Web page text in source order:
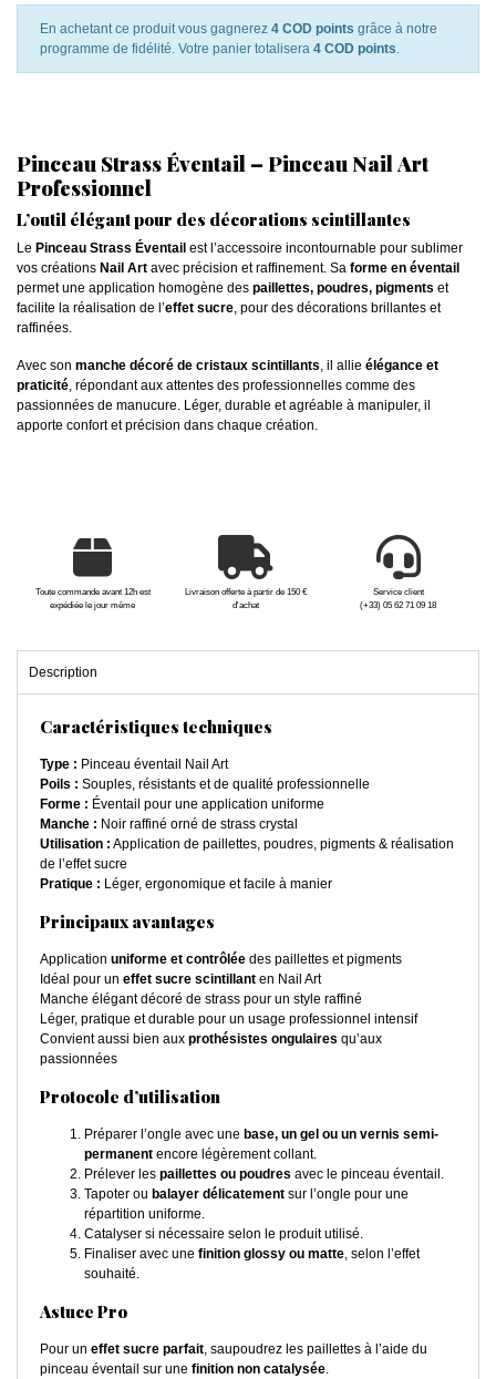
En achetant ce produit vous gagnerez 4 COD points grâce à notre
programme de fidélité. Votre panier totalisera 4 COD points.
Pinceau Strass Éventail – Pinceau Nail Art
Professionnel
L’outil élégant pour des décorations scintillantes
Le Pinceau Strass Éventail est l’accessoire incontournable pour sublimer
vos créations Nail Art avec précision et raffinement. Sa forme en éventail
permet une application homogène des paillettes, poudres, pigments et
facilite la réalisation de l’effet sucre, pour des décorations brillantes et
raffinées.
Avec son manche décoré de cristaux scintillants, il allie élégance et
praticité, répondant aux attentes des professionnelles comme des
passionnées de manucure. Léger, durable et agréable à manipuler, il
apporte confort et précision dans chaque création.
Toute commande avant 12h est
expédiée le jour même
Livraison offerte à partir de 150 €
d'achat
Service client
(+33) 05 62 71 09 18
Description
Caractéristiques techniques
Type : Pinceau éventail Nail Art
Poils : Souples, résistants et de qualité professionnelle
Forme : Éventail pour une application uniforme
Manche : Noir raffiné orné de strass crystal
Utilisation : Application de paillettes, poudres, pigments & réalisation
de l’effet sucre
Pratique : Léger, ergonomique et facile à manier
Principaux avantages
Application uniforme et contrôlée des paillettes et pigments
Idéal pour un effet sucre scintillant en Nail Art
Manche élégant décoré de strass pour un style raffiné
Léger, pratique et durable pour un usage professionnel intensif
Convient aussi bien aux prothésistes ongulaires qu’aux
passionnées
Protocole d’utilisation
Préparer l’ongle avec une base, un gel ou un vernis semi-
permanent encore légèrement collant.
Prélever les paillettes ou poudres avec le pinceau éventail.
Tapoter ou balayer délicatement sur l’ongle pour une
répartition uniforme.
Catalyser si nécessaire selon le produit utilisé.
Finaliser avec une finition glossy ou matte, selon l’effet
souhaité.
Astuce Pro
Pour un effet sucre parfait, saupoudrez les paillettes à l’aide du
pinceau éventail sur une finition non catalysée.